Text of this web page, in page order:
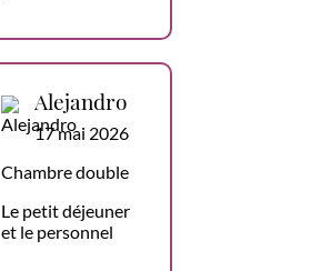
Alejandro
17 mai 2026
Chambre double
Le petit déjeuner
et le personnel